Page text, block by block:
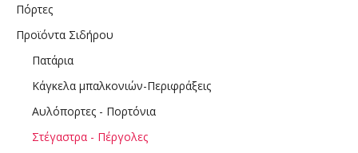
Πόρτες
Προϊόντα Σιδήρου
Πατάρια
Κάγκελα μπαλκονιών-Περιφράξεις
Αυλόπορτες - Πορτόνια
Στέγαστρα - Πέργολες